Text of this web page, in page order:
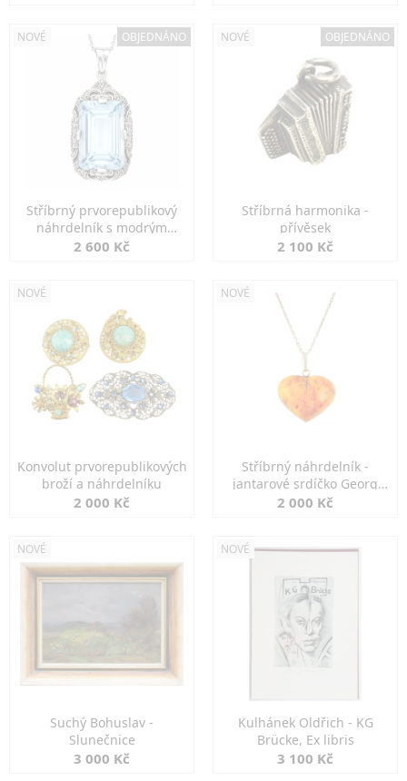
NOVÉ OBJEDNÁNO
Stříbrný prvorepublikový
náhrdelník s modrým
spinelem
2 600 Kč
NOVÉ OBJEDNÁNO
Stříbrná harmonika -
přívěsek
2 100 Kč
NOVÉ
Konvolut prvorepublikových
broží a náhrdelníku
2 000 Kč
NOVÉ
Stříbrný náhrdelník -
jantarové srdíčko Georg
Kramer
2 000 Kč
NOVÉ
Suchý Bohuslav -
Slunečnice
3 000 Kč
NOVÉ
Kulhánek Oldřich - KG
Brücke, Ex libris
3 100 Kč